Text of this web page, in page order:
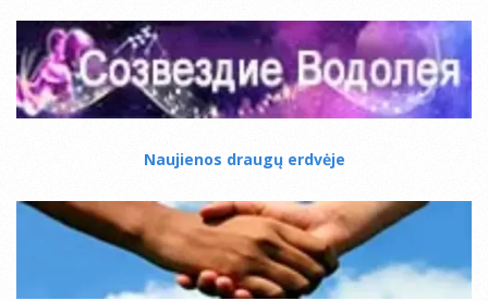
Naujienos draugų erdvėje